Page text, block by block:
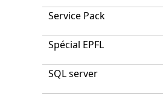
Service Pack
Spécial EPFL
SQL server